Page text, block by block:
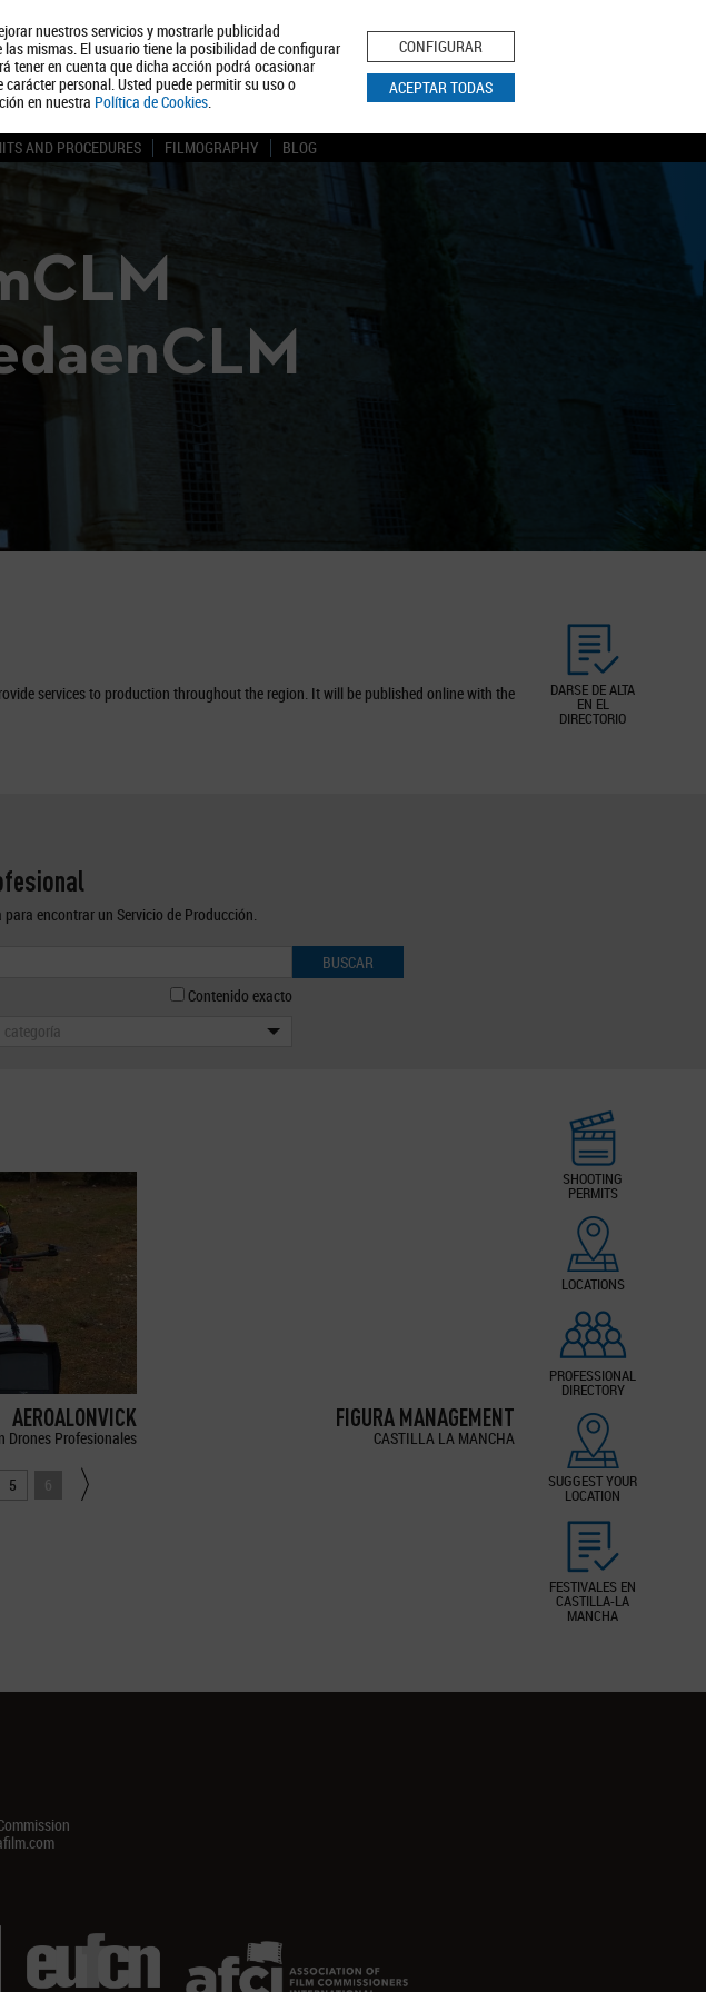
nuestros servicios y mostrarle publicidad
mismas. El usuario tiene la posibilidad de configurar
tener en cuenta que dicha acción podrá ocasionar
personal. Usted puede permitir su uso o
en nuestra Política de Cookies.
CONFIGURAR
ACEPTAR TODAS
About us Tourism Política de Privacidad Aviso Legal Política de Cookies
BUSCAR
AND PROCEDURES FILMOGRAPHY BLOG
DARSE DE ALTA
EN EL
DIRECTORIO
services to production throughout the region. It will be published online with the
encontrar un Servicio de Producción.
BUSCAR
Contenido exacto
categoría
SHOOTING
PERMITS
LOCATIONS
PROFESSIONAL
DIRECTORY
SUGGEST YOUR
LOCATION
FESTIVALES EN
CASTILLA-LA
MANCHA
AEROALONVICK
Drones Profesionales
FIGURA MANAGEMENT
CASTILLA LA MANCHA
5 6